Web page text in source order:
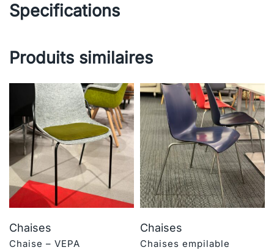
Specifications
Produits similaires
Chaises
Chaise – VEPA
Chaises
Chaises empilable